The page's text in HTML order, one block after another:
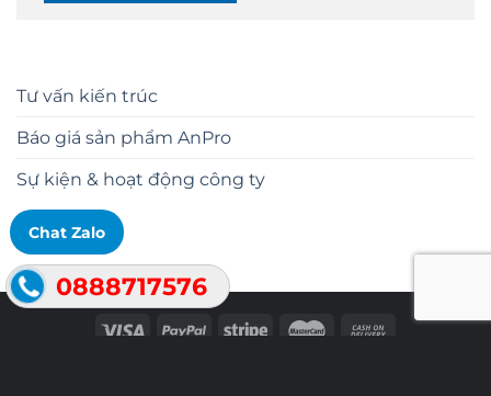
Tư vấn kiến trúc
Báo giá sản phẩm AnPro
Sự kiện & hoạt động công ty
Chat Zalo
0888717576